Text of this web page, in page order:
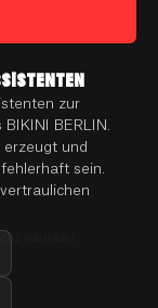
zur
BERLIN.
und
sein.